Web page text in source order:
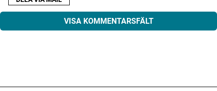
VISA KOMMENTARSFÄLT
Obligatoriska fält är märkta*